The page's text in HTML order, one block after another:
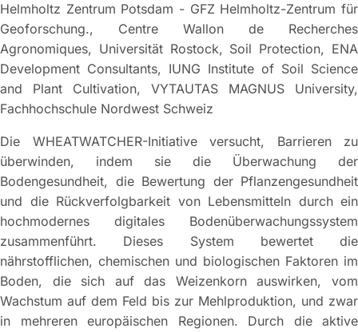
Helmholtz Zentrum Potsdam - GFZ Helmholtz-Zentrum für
Geoforschung., Centre Wallon de Recherches
Agronomiques, Universität Rostock, Soil Protection, ENA
Development Consultants, IUNG Institute of Soil Science
and Plant Cultivation, VYTAUTAS MAGNUS University,
Fachhochschule Nordwest Schweiz
Die WHEATWATCHER-Initiative versucht, Barrieren zu
überwinden, indem sie die Überwachung der
Bodengesundheit, die Bewertung der Pflanzengesundheit
und die Rückverfolgbarkeit von Lebensmitteln durch ein
hochmodernes digitales Bodenüberwachungssystem
zusammenführt. Dieses System bewertet die
nährstofflichen, chemischen und biologischen Faktoren im
Boden, die sich auf das Weizenkorn auswirken, vom
Wachstum auf dem Feld bis zur Mehlproduktion, und zwar
in mehreren europäischen Regionen. Durch die aktive